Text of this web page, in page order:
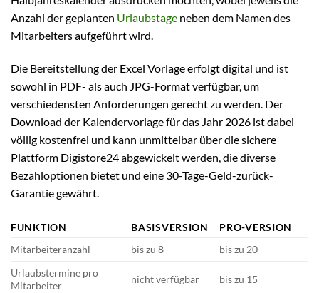
Anzahl der geplanten Urlaubstage neben dem Namen des
Mitarbeiters aufgeführt wird.
Die Bereitstellung der Excel Vorlage erfolgt digital und ist
sowohl in PDF- als auch JPG-Format verfügbar, um
verschiedensten Anforderungen gerecht zu werden. Der
Download der Kalendervorlage für das Jahr 2026 ist dabei
völlig kostenfrei und kann unmittelbar über die sichere
Plattform Digistore24 abgewickelt werden, die diverse
Bezahloptionen bietet und eine 30-Tage-Geld-zurück-
Garantie gewährt.
FUNKTION BASISVERSION
PRO-VERSION
Mitarbeiteranzahl
bis zu 8
bis zu 20
Urlaubstermine pro
Mitarbeiter
nicht verfügbar bis zu 15